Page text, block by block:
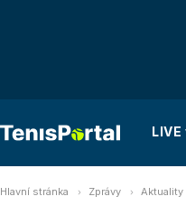
Hlavní stránka Zprávy Aktuality